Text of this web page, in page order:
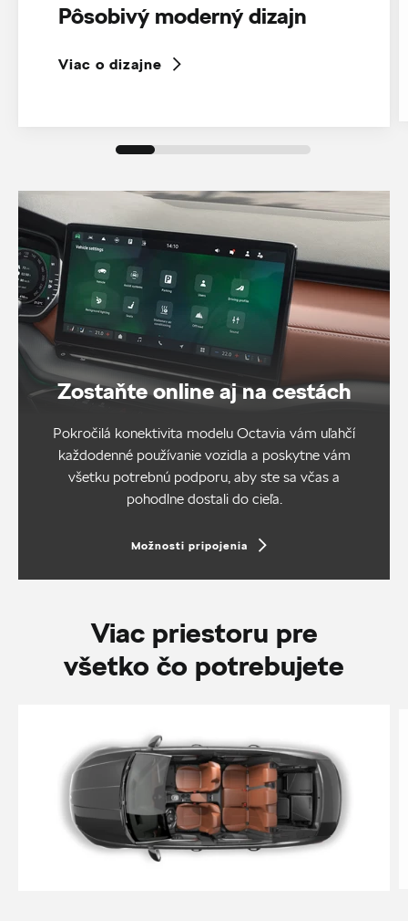
Pôsobivý moderný dizajn
Viac o dizajne
Zostaňte online aj na cestách
Pokročilá konektivita modelu Octavia vám uľahčí
každodenné používanie vozidla a poskytne vám
všetku potrebnú podporu, aby ste sa včas a
pohodlne dostali do cieľa.
Možnosti pripojenia
Viac priestoru pre
všetko čo potrebujete